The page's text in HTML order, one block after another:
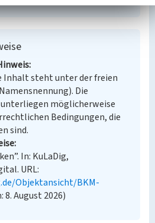
Inhalt steht unter der freien
Die
möglicherweise
Bedingungen, die
sind.
In: KuLaDig,
URL:
Objektansicht/BKM-
8. August 2026)